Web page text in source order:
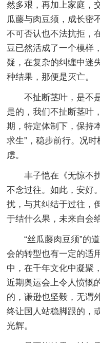
然多艰，再加上家庭，
瓜藤与肉豆须，成长密
不可否认也不法抗拒，
豆已然活成了一个模样
疑，在复杂的纠缠中迷
种结果，那便是灭亡。
不扯断茎叶，是不
是的，我们不扯断茎叶
期，特定体制下，保持
求生”，稳步前行。况
虑。
丰子恺在《无惊不
不念过往。如此，安好
扰，与其纠结于过往，
于结什么果，未来自会
“丝瓜藤肉豆须”的
会的转型也有一定的适
中，在千年文化中凝聚
近期奥运会上令人愤慨
的，谦逊也坚毅，无谓
终让国人站稳脚跟的，
光辉。